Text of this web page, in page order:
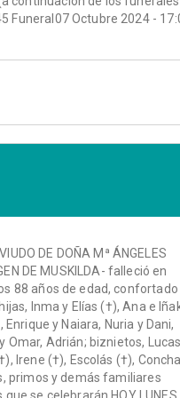
Funeral07 Octubre 2024 -
DE DOÑA Mª ÁNGELES
DE MUSKILDA- falleció en
88 años de edad, confortado
Inma y Elías (†), Ana e
y Naiara, Nuria y Dani,
Omar, Adrián; biznietos,
Irene (†), Escolás (†),
primos y demás familiares
se celebrarán HOY LUNES,